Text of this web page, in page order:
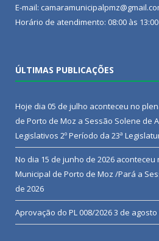
E-mail:
Horário de atendimento: 08:00 às 13:00
ÚLTIMAS PUBLICAÇÕES
Hoje dia 05 de julho aconteceu no
de Porto de Moz a Sessão Solene de
Legislativos 2º Período da 23ª
No dia 15 de junho de 2026
Municipal de Porto de Moz /Pará a
de 2026
Aprovação do PL 008/20263 de agosto